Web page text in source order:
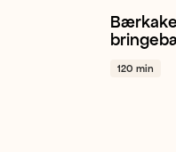
120 min